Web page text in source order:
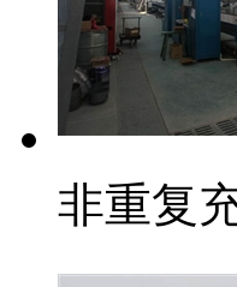
非重复